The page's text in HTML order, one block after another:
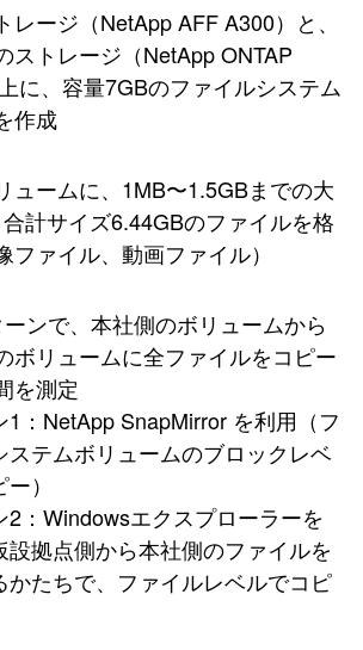
レージ（NetApp AFF A300）と、
ストレージ（NetApp ONTAP
に、容量7GBのファイルシステム
作成
ュームに、1MB〜1.5GBまでの大
計サイズ6.44GBのファイルを格
ファイル、動画ファイル）
ンで、本社側のボリュームから
ボリュームに全ファイルをコピー
を測定
1：NetApp SnapMirror を利用（フ
ステムボリュームのブロックレベ
）
2：Windowsエクスプローラーを
設拠点側から本社側のファイルを
かたちで、ファイルレベルでコピ